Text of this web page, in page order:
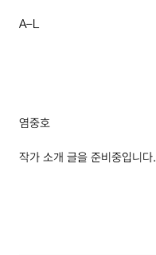
A–L
염중호
작가 소개 글을 준비중입니다.